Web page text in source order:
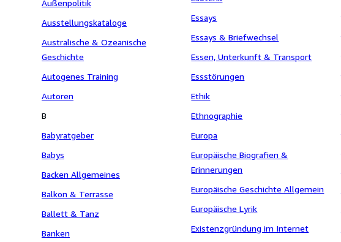
Außenpolitik
Ausstellungskataloge
Australische & Ozeanische
Geschichte
Autogenes Training
Autoren
B
Babyratgeber
Babys
Backen Allgemeines
Balkon & Terrasse
Ballett & Tanz
Banken
Essays
Essays & Briefwechsel
Essen, Unterkunft & Transport
Essstörungen
Ethik
Ethnographie
Europa
Europäische Biografien &
Erinnerungen
Europäische Geschichte Allgemein
Europäische Lyrik
Existenzgründung im Internet